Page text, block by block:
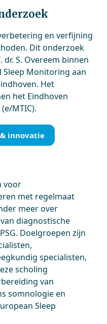
en verfijning
Dit onderzoek
S. Overeem binnen
Sleep Monitoring aan
Het
het Eindhoven
MTIC).
innovatie
voor
met regelmaat
meer over
diagnostische
Doelgroepen zijn
specialisten,
scholing
van
somnologie en
Sleep